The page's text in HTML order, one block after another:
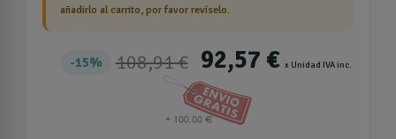
añadirlo al carrito, por favor revíselo.
15% 108,91 € 92,57 € x Unidad IVA inc.